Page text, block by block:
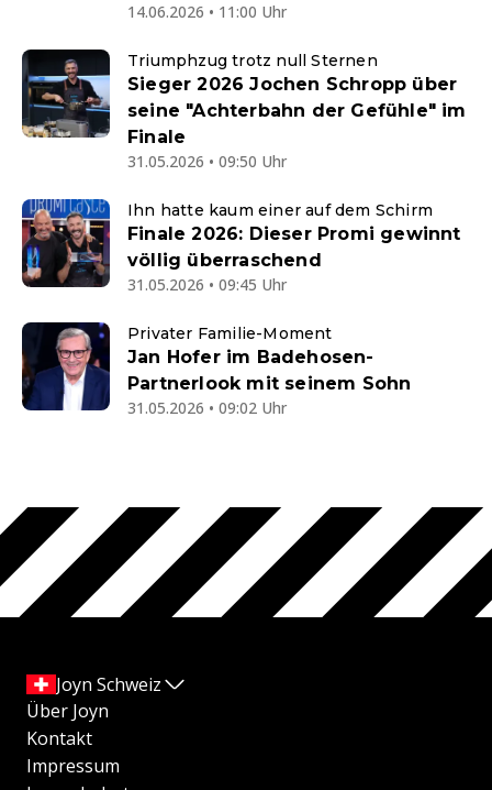
14.06.2026 • 11:00 Uhr
Triumphzug trotz null Sternen
Sieger 2026 Jochen Schropp über
seine "Achterbahn der Gefühle" im
Finale
31.05.2026 • 09:50 Uhr
Ihn hatte kaum einer auf dem Schirm
Finale 2026: Dieser Promi gewinnt
völlig überraschend
31.05.2026 • 09:45 Uhr
Privater Familie-Moment
Jan Hofer im Badehosen-
Partnerlook mit seinem Sohn
31.05.2026 • 09:02 Uhr
Joyn Schweiz
Über Joyn
Kontakt
Impressum